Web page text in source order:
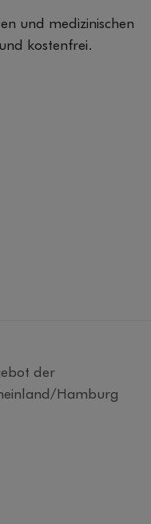
und medizinischen
kostenfrei.
der
Hamburg